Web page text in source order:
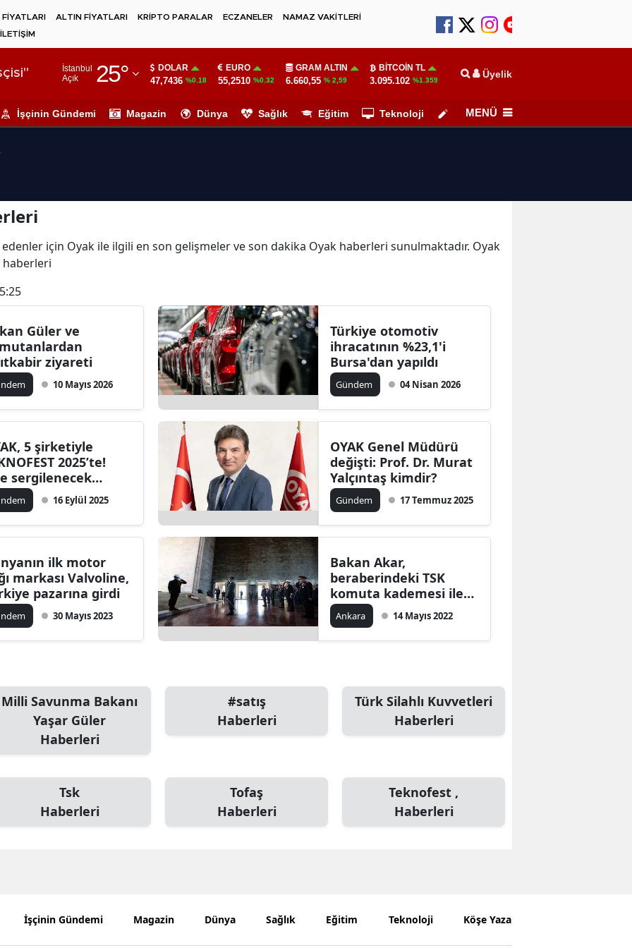
ALTIN FİYATLARI KRİPTO PARALAR ECZANELER
NAMAZ VAKİTLERİ
İLETİŞİM
İstanbul
Açık
25°
Adıyaman
Ağrı
Artvin
Balıkesir
Bilecik
Bingöl
Bitlis
Bolu
Burdur
Bursa
Çanakkale
Çankırı
Çorum
Denizli
Diyarbakır
Erzincan
Erzurum
Gaziantep
DOLAR
47,7436 %0.18
EURO
55,2510 %0.32
GRAM ALTIN
6.660,55 % 2,59
BITCOIN TL
3.095.102 %1.359 Üyelik
İşçinin Gündemi Magazin Dünya Sağlık Eğitim Teknoloji Köşe Yazarları
MENÜ
için Oyak ile ilgili en son gelişmeler ve son dakika Oyak haberleri sunulmaktadır. Oyak
haberleri
Güler ve
ziyareti
10 Mayıs 2026
Türkiye otomotiv
ihracatının %23,1'i
Bursa'dan yapıldı
Gündem 04 Nisan 2026
5 şirketiyle
2025’te!
sergilenecek
16 Eylül 2025
OYAK Genel Müdürü
değişti: Prof. Dr. Murat
Yalçıntaş kimdir?
Gündem 17 Temmuz 2025
ilk motor
markası Valvoline,
pazarına girdi
30 Mayıs 2023
Bakan Akar,
beraberindeki TSK
komuta kademesi ile
OYAK Genel Kurulu'na
katıldı
Ankara 14 Mayıs 2022
Milli Savunma Bakanı
Yaşar Güler
Haberleri
#satış
Haberleri
Türk Silahlı Kuvvetleri
Haberleri
Tsk
Haberleri
Tofaş
Haberleri
Teknofest ,
Haberleri
İşçinin Gündemi Magazin Dünya Sağlık Eğitim Teknoloji Köşe Yazarları